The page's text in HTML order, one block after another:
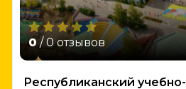
0 / 0 отзывов
Республиканский учебно-